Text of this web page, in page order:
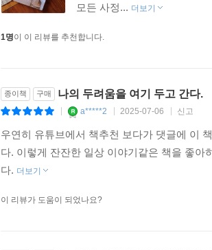
모든 사정... 더보기
1명이 이 리뷰를 추천합니다.
종이책 구매 나의 두려움을 여기 두고 간다.
a*****2 2025-07-06 신고
우연히 유튜브에서 책추천 보다가 댓글에 이
다. 이렇게 잔잔한 일상 이야기같은 책을 좋
다. 더보기
이 리뷰가 도움이 되었나요?